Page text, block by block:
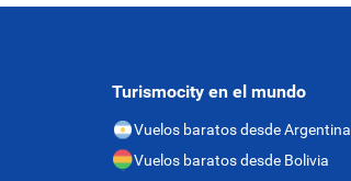
Turismocity en el mundo
Vuelos baratos desde Argentina
Vuelos baratos desde Bolivia